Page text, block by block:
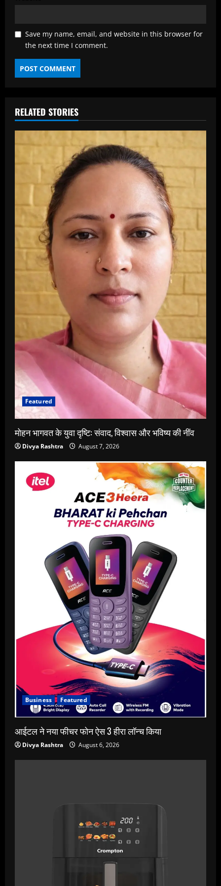
Save my name, email, and website in this browser for
the next time I comment.
RELATED STORIES
Featured
मोहन भागवत के युवा दृष्टि: संवाद, विश्वास और भविष्य की नींव
Divya Rashtra August 7, 2026
Business Featured
आईटल ने नया फीचर फोन ऐस 3 हीरा लॉन्च किया
Divya Rashtra August 6, 2026